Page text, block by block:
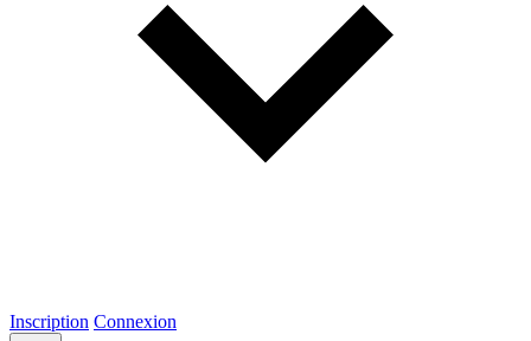
Inscription Connexion